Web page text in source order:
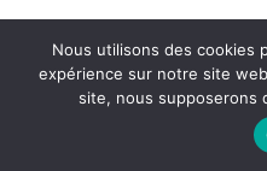
Nous utilisons des cookies
expérience sur notre site
site, nous supposerons